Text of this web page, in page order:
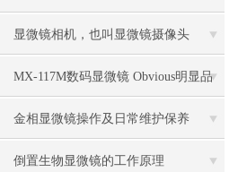
显微镜相机，也叫显微镜摄像头
MX-117M数码显微镜 Obvious明显品
牌值得推荐
金相显微镜操作及日常维护保养
倒置生物显微镜的工作原理